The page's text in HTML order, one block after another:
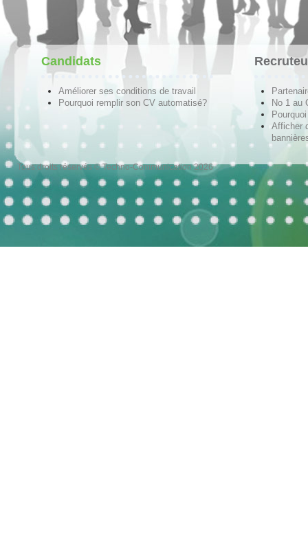
Candidats
Améliorer ses conditions de travail
Pourquoi remplir son CV automatisé?
No 1 au
Afficher
Tous droits réservés © Techno-Communication 2026